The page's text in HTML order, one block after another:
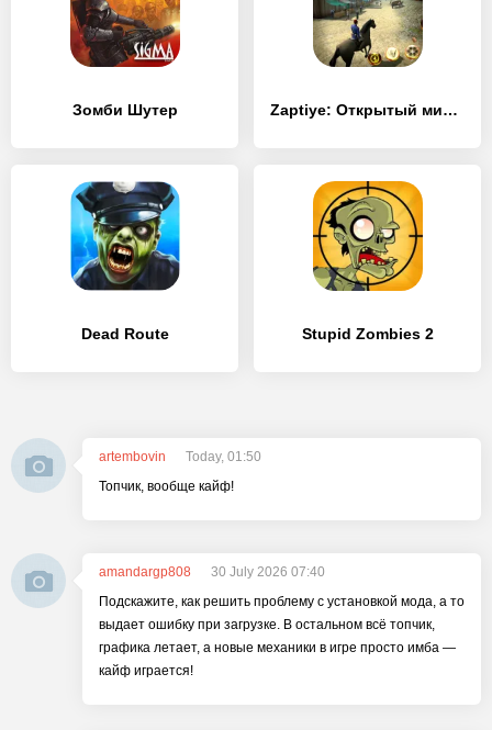
Зомби Шутер Zaptiye: Открытый мир экшн
Dead Route Stupid Zombies 2
artembovin
Today, 01:50
Топчик, вообще кайф!
amandargp808
30 July 2026 07:40
Подскажите, как решить проблему с установкой мода, а то
выдает ошибку при загрузке. В остальном всё топчик,
графика летает, а новые механики в игре просто имба —
кайф играется!